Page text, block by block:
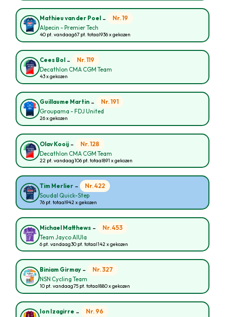
Mathieu van der Poel - Nr. 19
Alpecin - Premier Tech
40 pt. vandaag67 pt. totaal936 x gekozen
Cees Bol - Nr. 119
Decathlon CMA CGM Team
43 x gekozen
Guillaume Martin - Nr. 191
Groupama - FDJ United
26 x gekozen
Olav Kooij - Nr. 128
Decathlon CMA CGM Team
22 pt. vandaag106 pt. totaal891 x gekozen
Tim Merlier - Nr. 422
Soudal Quick-Step
76 pt. totaal942 x gekozen
Michael Matthews - Nr. 453
Team Jayco AlUla
6 pt. vandaag30 pt. totaal142 x gekozen
Biniam Girmay - Nr. 327
NSN Cycling Team
10 pt. vandaag75 pt. totaal880 x gekozen
Ion Izagirre - Nr. 96